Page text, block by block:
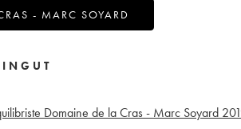
- MARC SOYARD
Domaine de la Cras - Marc Soyard